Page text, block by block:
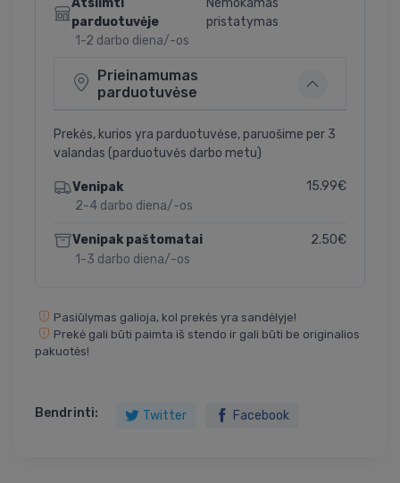
Atsiimti
parduotuvėje
1-2 darbo diena/-os
Nemokamas
pristatymas
Prieinamumas
parduotuvėse
Prekės, kurios yra parduotuvėse, paruošime per 3
valandas (parduotuvės darbo metu)
Venipak
2-4 darbo diena/-os
15.99€
Venipak paštomatai
1-3 darbo diena/-os
2.50€
Pasiūlymas galioja, kol prekės yra sandėlyje!
Prekė gali būti paimta iš stendo ir gali būti be originalios
pakuotės!
Bendrinti: Twitter Facebook